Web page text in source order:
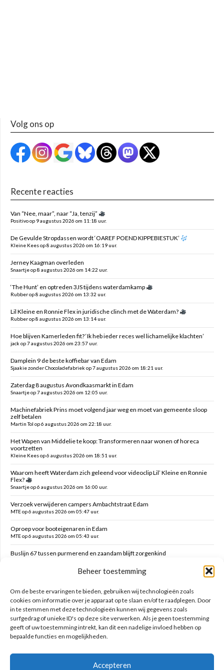
Beheer toestemming
Om de beste ervaringen te bieden, gebruiken wij technologieën zoals
cookies om informatie over je apparaat op te slaan en/of te raadplegen. Door
in te stemmen met deze technologieën kunnen wij gegevens zoals
surfgedrag of unieke ID's op deze site verwerken. Als je geen toestemming
geeft of uw toestemming intrekt, kan dit een nadelige invloed hebben op
bepaalde functies en mogelijkheden.
Accepteren
Volg ons op
Recente reacties
Van “Nee, maar”, naar “Ja, tenzij”
Positivo op 9 augustus 2026 om 11:18 uur.
De Gevulde Stropdassen wordt ‘OAREF POEND KIPPEBIESTUK’
Kleine Kees op 8 augustus 2026 om 16:19 uur.
Jerney Kaagman overleden
Snaartje op 8 augustus 2026 om 14:22 uur.
‘The Hunt’ en optreden 3JS tijdens waterdamkamp
Rubber op 8 augustus 2026 om 13:32 uur.
Lil Kleine en Ronnie Flex in juridische clinch met de Waterdam?
Rubber op 8 augustus 2026 om 13:14 uur.
Hoe blijven Kamerleden fit? ‘Ik heb ieder reces wel lichamelijke klachten’
jack op 7 augustus 2026 om 23:57 uur.
Damplein 9 de beste koffiebar van Edam
Sjaakie zonder Chocoladefabriek op 7 augustus 2026 om 18:21 uur.
Zaterdag 8 augustus Avondkaasmarkt in Edam
Snaartje op 7 augustus 2026 om 12:05 uur.
Machinefabriek Prins moet volgend jaar weg en moet van gemeente sloop
zelf betalen
Martin Tol op 6 augustus 2026 om 22:18 uur.
Het Wapen van Middelie te koop: Transformeren naar wonen of horeca
voortzetten
Kleine Kees op 6 augustus 2026 om 18:51 uur.
Waarom heeft Waterdam zich geleend voor videoclip Lil’ Kleine en Ronnie
Flex?
Snaartje op 6 augustus 2026 om 16:00 uur.
Verzoek verwijderen campers Ambachtstraat Edam
MTE op 6 augustus 2026 om 05:47 uur.
Oproep voor booteigenaren in Edam
MTE op 6 augustus 2026 om 05:43 uur.
Buslijn 67 tussen purmerend en zaandam blijft zorgenkind
Zoeken op deze site